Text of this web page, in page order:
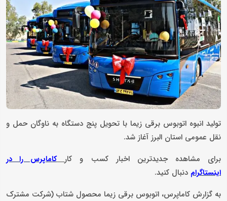
تولید انبوه اتوبوس برقی زیما با تحویل پنج دستگاه به ناوگان حمل و
نقل عمومی استان البرز آغاز شد.
برای مشاهده جدیدترین اخبار کسب و کار
کاماپرس را در
اینستاگرام دنبال کنید.
به گزارش کاماپرس، اتوبوس برقی زیما محصول شتاب (شرکت مشترک